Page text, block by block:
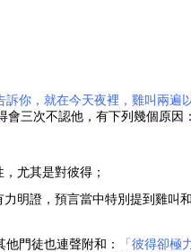
訴你，就在今天夜裡，雞叫兩遍
三次不認他，有下列幾個原因：
尤其是對彼得；
明證，預言當中特別提到雞叫
門徒也連聲附和：
「彼得卻極